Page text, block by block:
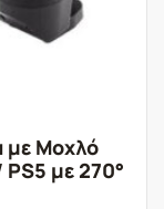
με Μοχλό
PS5 με 270°